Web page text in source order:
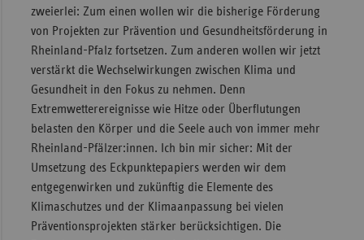
zweierlei: Zum einen wollen wir die bisherige Förderung
von Projekten zur Prävention und Gesundheitsförderung in
Rheinland-Pfalz fortsetzen. Zum anderen wollen wir jetzt
verstärkt die Wechselwirkungen zwischen Klima und
Gesundheit in den Fokus zu nehmen. Denn
Extremwetterereignisse wie Hitze oder Überflutungen
belasten den Körper und die Seele auch von immer mehr
Rheinland-Pfälzer:innen. Ich bin mir sicher: Mit der
Umsetzung des Eckpunktepapiers werden wir dem
entgegenwirken und zukünftig die Elemente des
Klimaschutzes und der Klimaanpassung bei vielen
Präventionsprojekten stärker berücksichtigen. Die